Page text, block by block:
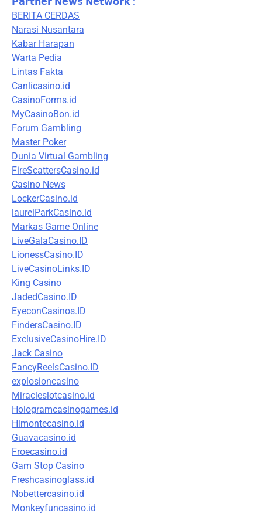
BERITA CERDAS
Narasi Nusantara
Kabar Harapan
Warta Pedia
Lintas Fakta
Canlicasino.id
CasinoForms.id
MyCasinoBon.id
Forum Gambling
Master Poker
Dunia Virtual Gambling
FireScattersCasino.id
Casino News
LockerCasino.id
laurelParkCasino.id
Markas Game Online
LiveGalaCasino.ID
LionessCasino.ID
LiveCasinoLinks.ID
King Casino
JadedCasino.ID
EyeconCasinos.ID
FindersCasino.ID
ExclusiveCasinoHire.ID
Jack Casino
FancyReelsCasino.ID
explosioncasino
Miracleslotcasino.id
Hologramcasinogames.id
Himontecasino.id
Guavacasino.id
Froecasino.id
Gam Stop Casino
Freshcasinoglass.id
Nobettercasino.id
Monkeyfuncasino.id